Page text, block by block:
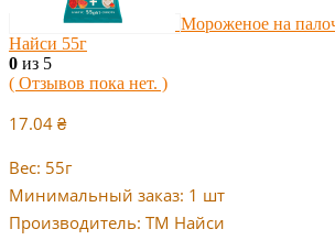
Мороженое на
Найси 55г
0 из 5
( Отзывов пока нет. )
17.04 ₴
Вес: 55г
Минимальный заказ: 1 шт
Производитель: ТМ Найси